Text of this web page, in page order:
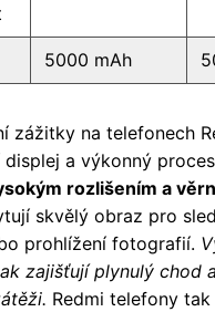
5000 mAh
zážitky na telefonech
a výkonný
rozlišením a
skvělý obraz pro
prohlížení fotografií.
zajišťují plynulý chod
Redmi telefony